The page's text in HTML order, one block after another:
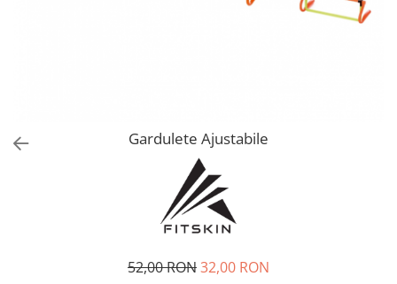
Mingi medicinale
Gardulete Ajustabile
52,00 RON32,00 RON